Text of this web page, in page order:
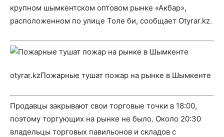
крупном шымкентском оптовом рынке «Акбар»,
расположенном по улице Толе би, сообщает Otyrar.kz.
otyrar.kzПожарные тушат пожар на рынке в Шымкенте
Продавцы закрывают свои торговые точки в 18:00,
поэтому торгующих на рынке не было. Около 20:30
владельцы торговых павильонов и складов с